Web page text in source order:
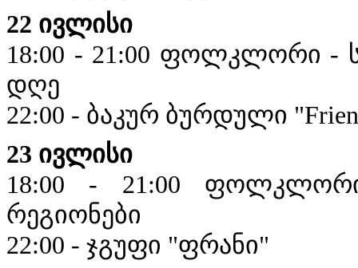
22 ივლისი
18:00 - 21:00 ფოლკლორი -
დღე
22:00 - ბაკურ ბურდული
23 ივლისი
18:00 - 21:00 ფოლკლორი
რეგიონები
22:00 - ჯგუფი "ფრანი"